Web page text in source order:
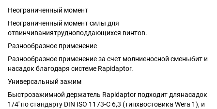
Неограниченный момент
Неограниченный момент силы для
отвинчиваниятрудноподдающихся винтов.
Разнообразное применение
Разнообразное применение за счет молниеносной сменыбит и
насадок благодаря системе Rapidaptor.
Универсальный зажим
Быстрозажимной держатель Rapidaptor подходит длянасадок
1/4' по стандарту DIN ISO 1173-C 6,3 (типхвостовика Wera 1), и